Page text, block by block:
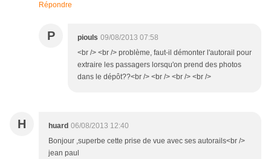
Répondre
P piouls 09/08/2013 07:58
<br /> <br /> problème, faut-il démonter l'autorail pour
extraire les passagers lorsqu'on prend des photos
dans le dépôt??<br /> <br /> <br /> <br />
H huard 06/08/2013 12:40
Bonjour ,superbe cette prise de vue avec ses autorails<br />
jean paul